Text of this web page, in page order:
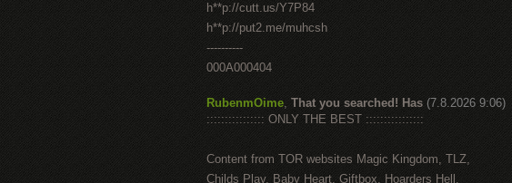
h**p://cutt.us/Y7P84
h**p://put2.me/muhcsh
----------
000A000404
RubenmOime, That you searched! Has (7.8.2026 9:06)
:::::::::::::::: ONLY THE BEST ::::::::::::::::
Content from TOR websites Magic Kingdom, TLZ,
Childs Play, Baby Heart, Giftbox, Hoarders Hell,